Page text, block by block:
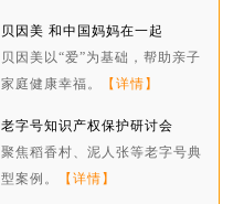
贝因美 和中国妈妈在一起
贝因美以“爱”为基础，帮助亲子
家庭健康幸福。
【详情】
老字号知识产权保护研讨会
聚焦稻香村、泥人张等老字号典
型案例。
【详情】